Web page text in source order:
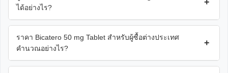
ได้อย่างไร?
ราคา Bicatero 50 mg Tablet สำหรับผู้ซื้อต่างประเทศ
คำนวณอย่างไร?
+